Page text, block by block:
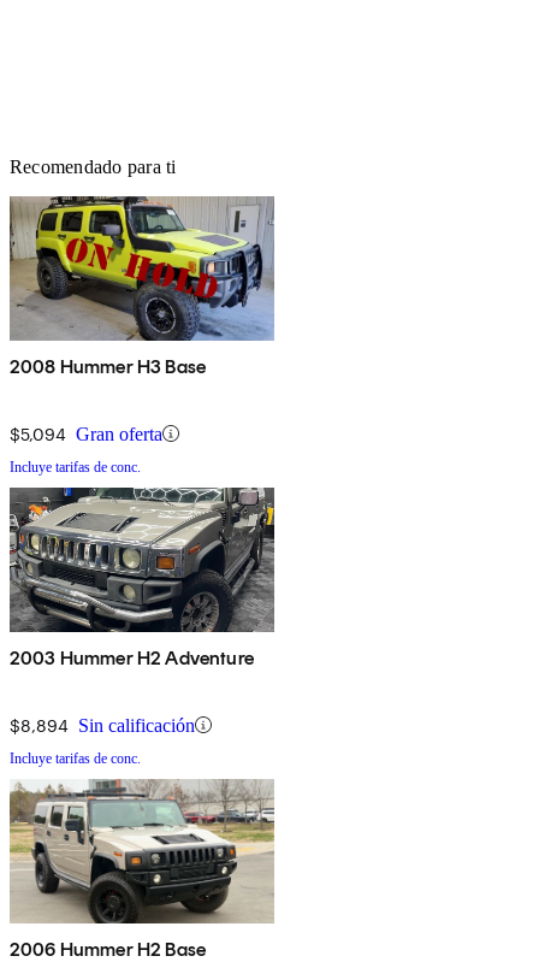
Recomendado para ti
2008 Hummer H3 Base
$5,094 Gran oferta
Incluye tarifas de conc.
2003 Hummer H2 Adventure
$8,894 Sin calificación
Incluye tarifas de conc.
2006 Hummer H2 Base